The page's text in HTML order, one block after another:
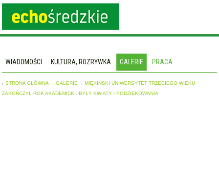
WIADOMOŚCI KULTURA, ROZRYWKA GALERIE PRACA
STRONA GŁÓWNA GALERIE
MIĘKIŃSKI UNIWERSYTET TRZECIEGO WIEKU
ZAKOŃCZYŁ ROK AKADEMICKI. BYŁY KWIATY I PODZIĘKOWANIA